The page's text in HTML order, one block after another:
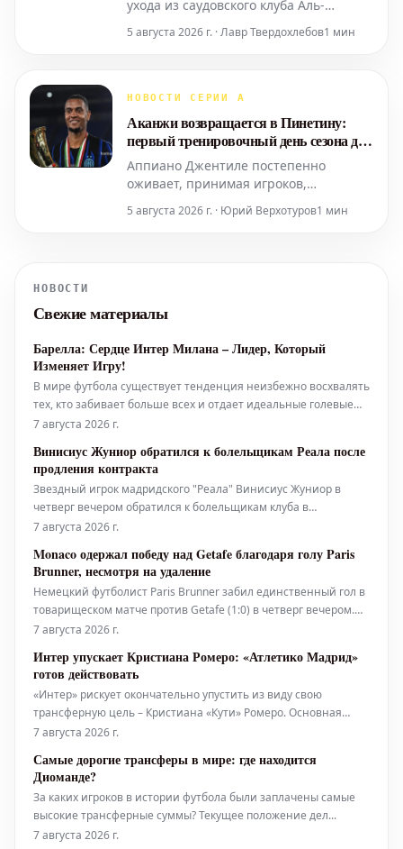
ухода из саудовского клуба Аль-
европейский футбол. Его будущее
5 августа 2026 г. · Лавр Твердохлебов1 мин
НОВОСТИ СЕРИИ А
Аканжи возвращается в Пинетину:
первый тренировочный день сезона для
швейцарца
Аппиано Джентиле постепенно
оживает, принимая игроков,
вернувшихся с мировых баталий.
Среди них и Мануэль Аканжи.
подготовки игрока к новому
5 августа 2026 г. · Юрий Верхотуров1 мин
НОВОСТИ
Свежие материалы
Барелла: Сердце Интер Милана – Лидер, Который
Изменяет Игру!
В мире футбола существует тенденция неизбежно восхвалять
тех, кто забивает больше всех и отдает идеальные голевые
передачи в каждом матче.
7 августа 2026 г.
Винисиус Жуниор обратился к болельщикам Реала после
продления контракта
Звездный игрок мадридского "Реала" Винисиус Жуниор в
четверг вечером обратился к болельщикам клуба в
социальных сетях. Это произошло сразу после того, как
будущее в составе "сливочных". Имя Винисиуса занимало
центральные заголовки испанск
7 августа 2026 г.
Monaco одержал победу над Getafe благодаря голу Paris
Brunner, несмотря на удаление
Немецкий футболист Paris Brunner забил единственный гол в
товарищеском матче против Getafe (1:0) в четверг вечером.
Эта победа стала второй для Monaco в рамках предсезонной
не повлияло на итоговый результат.
7 августа 2026 г.
Интер упускает Кристиана Ромеро: «Атлетико Мадрид»
готов действовать
«Интер» рискует окончательно упустить из виду свою
трансферную цель – Кристиана «Кути» Ромеро. Основная
причина заключается в финансовых трудностях миланского
защитника без того, чтобы сначала продать кого-то из своих
действующих игроков.
7 августа 2026 г.
Самые дорогие трансферы в мире: где находится
Диоманде?
За каких игроков в истории футбола были заплачены самые
высокие трансферные суммы? Текущее положение дел...
7 августа 2026 г.